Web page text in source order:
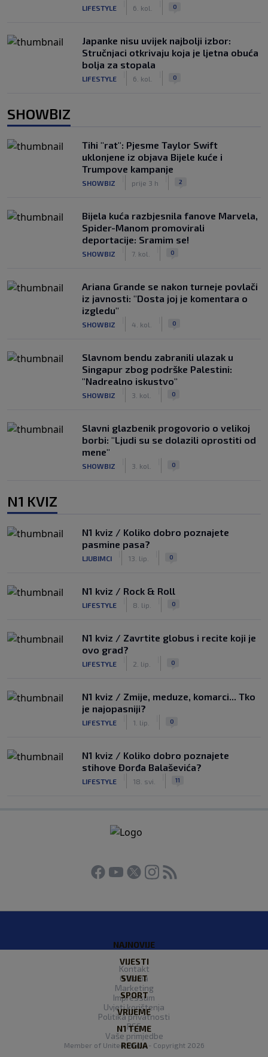
LIFESTYLE 6. kol. 0
Japanke nisu uvijek najbolji izbor:
Stručnjaci otkrivaju koja je ljetna obuća
bolja za stopala
LIFESTYLE 6. kol. 0
SHOWBIZ
Tihi "rat": Pjesme Taylor Swift
uklonjene iz objava Bijele kuće i
Trumpove kampanje
SHOWBIZ prije 3 h 2
Bijela kuća razbjesnila fanove Marvela,
Spider-Manom promovirali
deportacije: Sramim se!
SHOWBIZ 7. kol. 0
Ariana Grande se nakon turneje povlači
iz javnosti: "Dosta joj je komentara o
izgledu"
SHOWBIZ 4. kol. 0
Slavnom bendu zabranili ulazak u
Singapur zbog podrške Palestini:
"Nadrealno iskustvo"
SHOWBIZ 3. kol. 0
Slavni glazbenik progovorio o velikoj
borbi: "Ljudi su se dolazili oprostiti od
mene"
SHOWBIZ 3. kol. 0
N1 KVIZ
N1 kviz / Koliko dobro poznajete
pasmine pasa?
LJUBIMCI 13. lip. 0
N1 kviz / Rock & Roll
LIFESTYLE 8. lip. 0
N1 kviz / Zavrtite globus i recite koji je
ovo grad?
LIFESTYLE 2. lip. 0
N1 kviz / Zmije, meduze, komarci... Tko
je najopasniji?
LIFESTYLE 1. lip. 0
N1 kviz / Koliko dobro poznajete
stihove Đorđa Balaševića?
LIFESTYLE 18. svi. 11
NAJNOVIJE
VIJESTI
SVIJET
SPORT
VRIJEME
N1 TEME
REGIJA
Kontakt
O Nama
Marketing
Impressum
Uvjeti korištenja
Politika privatnosti
RSS
Vaše primjedbe
Member of United Media- Copyright 2026